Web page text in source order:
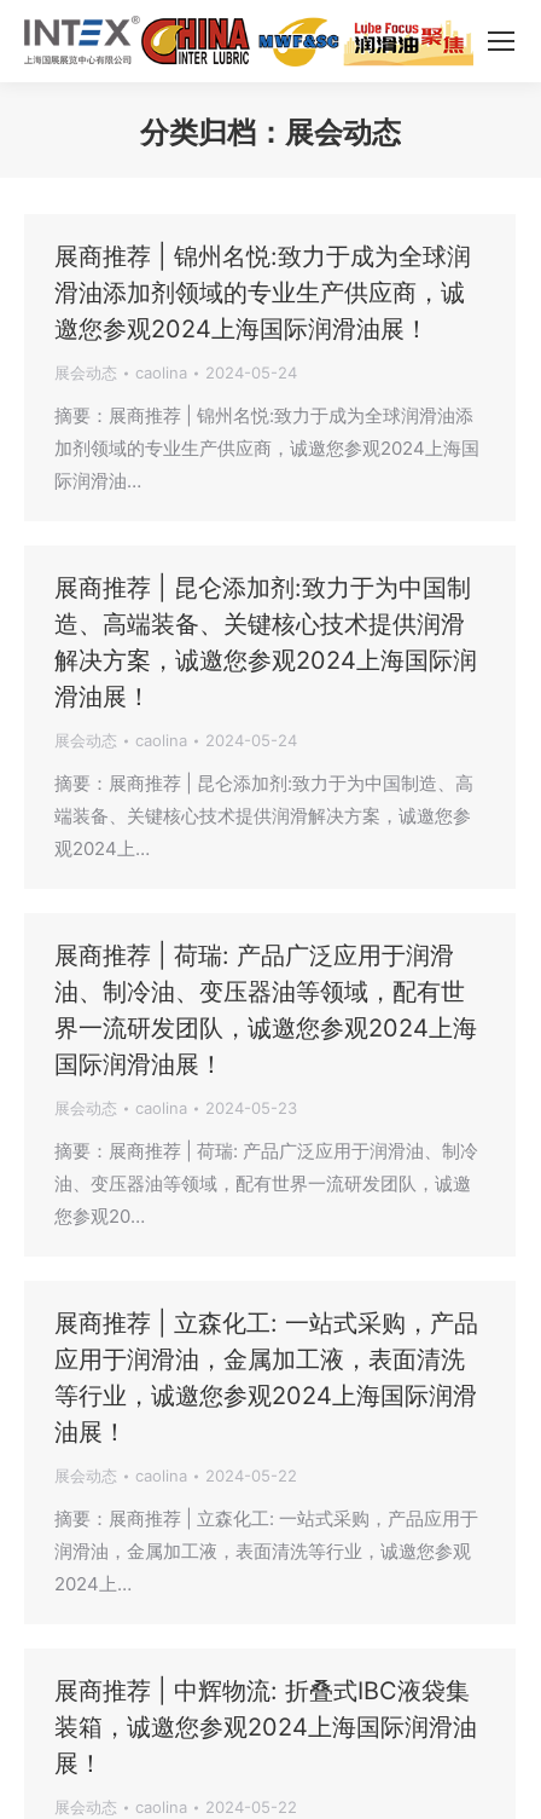
分类归档： 展会动态
展商推荐 | 锦州名悦:致力于成为全球润
滑油添加剂领域的专业生产供应商，诚
邀您参观2024上海国际润滑油展！
展会动态 caolina 2024-05-24
摘要：展商推荐 | 锦州名悦:致力于成为全球润滑油添
加剂领域的专业生产供应商，诚邀您参观2024上海国
际润滑油…
展商推荐 | 昆仑添加剂:致力于为中国制
造、高端装备、关键核心技术提供润滑
解决方案，诚邀您参观2024上海国际润
滑油展！
展会动态 caolina 2024-05-24
摘要：展商推荐 | 昆仑添加剂:致力于为中国制造、高
端装备、关键核心技术提供润滑解决方案，诚邀您参
观2024上…
展商推荐 | 荷瑞: 产品广泛应用于润滑
油、制冷油、变压器油等领域，配有世
界一流研发团队，诚邀您参观2024上海
国际润滑油展！
展会动态 caolina 2024-05-23
摘要：展商推荐 | 荷瑞: 产品广泛应用于润滑油、制冷
油、变压器油等领域，配有世界一流研发团队，诚邀
您参观20…
展商推荐 | 立森化工: 一站式采购，产品
应用于润滑油，金属加工液，表面清洗
等行业，诚邀您参观2024上海国际润滑
油展！
展会动态 caolina 2024-05-22
摘要：展商推荐 | 立森化工: 一站式采购，产品应用于
润滑油，金属加工液，表面清洗等行业，诚邀您参观
2024上…
展商推荐 | 中辉物流: 折叠式IBC液袋集
装箱，诚邀您参观2024上海国际润滑油
展！
展会动态 caolina 2024-05-22